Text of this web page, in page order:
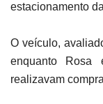
estacionamento
O veículo,
enquanto Rosa
realizavam